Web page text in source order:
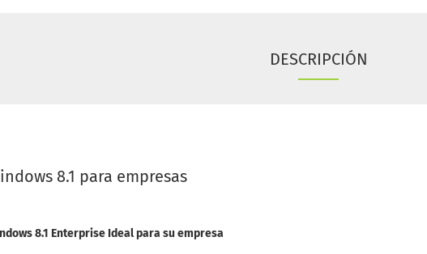
DESCRIPCIÓN
8.1 para empresas
8.1 Enterprise Ideal para su empresa